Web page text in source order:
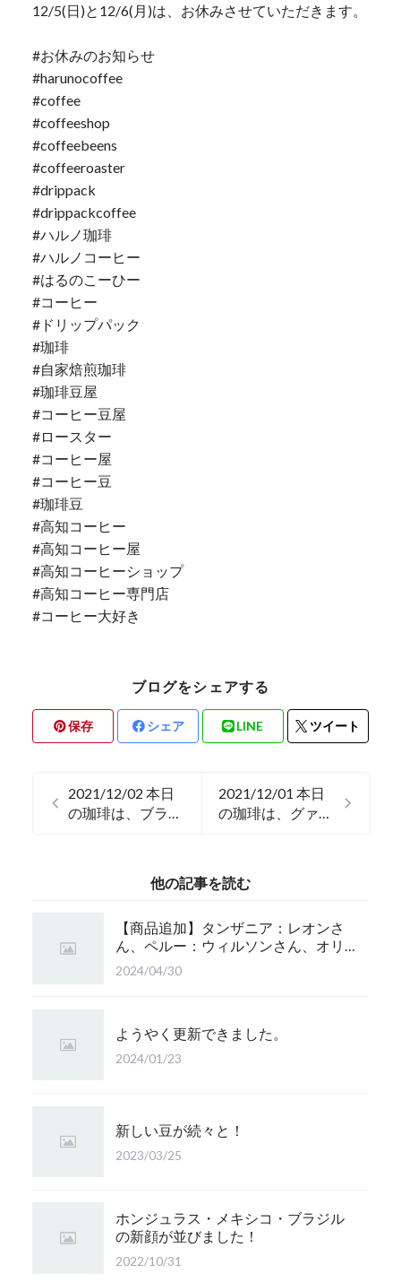
12/5(日)と12/6(月)は、お休みさせていただきます。
#お休みのお知らせ
#harunocoffee
#coffee
#coffeeshop
#coffeebeens
#coffeeroaster
#drippack
#drippackcoffee
#ハルノ珈琲
#ハルノコーヒー
#はるのこーひー
#コーヒー
#ドリップパック
#珈琲
#自家焙煎珈琲
#珈琲豆屋
#コーヒー豆屋
#ロースター
#コーヒー屋
#コーヒー豆
#珈琲豆
#高知コーヒー
#高知コーヒー屋
#高知コーヒーショップ
#高知コーヒー専門店
#コーヒー大好き
ブログをシェアする
保存 シェア LINE ツイート
2021/12/02 本日
の珈琲は、ブラジ
2021/12/01 本日
の珈琲は、グァテ
他の記事を読む
【商品追加】タンザニア：レオンさ
ん、ペルー：ウィルソンさん、オリ
ジナルブレンド：かぐら 珈琲豆追
加！
2024/04/30
ようやく更新できました。
2024/01/23
新しい豆が続々と！
2023/03/25
ホンジュラス・メキシコ・ブラジル
の新顔が並びました！
2022/10/31